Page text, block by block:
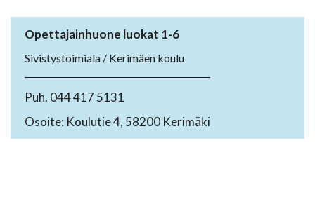
Opettajainhuone luokat 1-6
Sivistystoimiala / Kerimäen koulu
Puh. 044 417 5131
Osoite: Koulutie 4, 58200 Kerimäki